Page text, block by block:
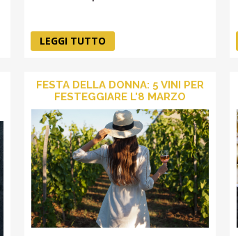
LEGGI TUTTO
FESTA DELLA DONNA: 5 VINI PER
FESTEGGIARE L'8 MARZO